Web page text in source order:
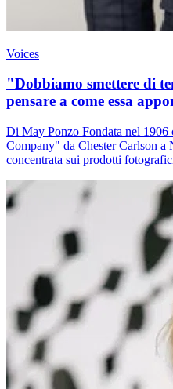
Voices
"Dobbiamo smettere di
pensare a come essa
Di May Ponzo Fondata nel
Company" da Chester Carlson
concentrata sui prodotti